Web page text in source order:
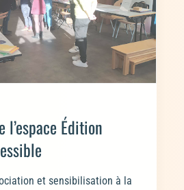
l’espace Édition
et sensibilisation à la